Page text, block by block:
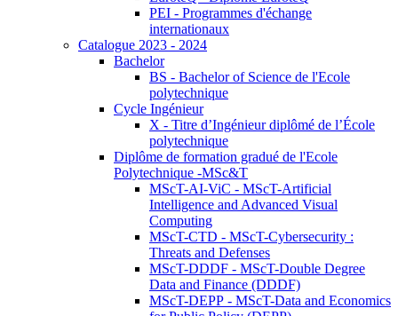
PEI - Programmes d'échange
internationaux
Catalogue 2023 - 2024
Bachelor
BS - Bachelor of Science de l'Ecole
polytechnique
Cycle Ingénieur
X - Titre d’Ingénieur diplômé de l’École
polytechnique
Diplôme de formation gradué de l'Ecole
Polytechnique -MSc&T
MScT-AI-ViC - MScT-Artificial
Intelligence and Advanced Visual
Computing
MScT-CTD - MScT-Cybersecurity :
Threats and Defenses
MScT-DDDF - MScT-Double Degree
Data and Finance (DDDF)
MScT-DEPP - MScT-Data and Economics